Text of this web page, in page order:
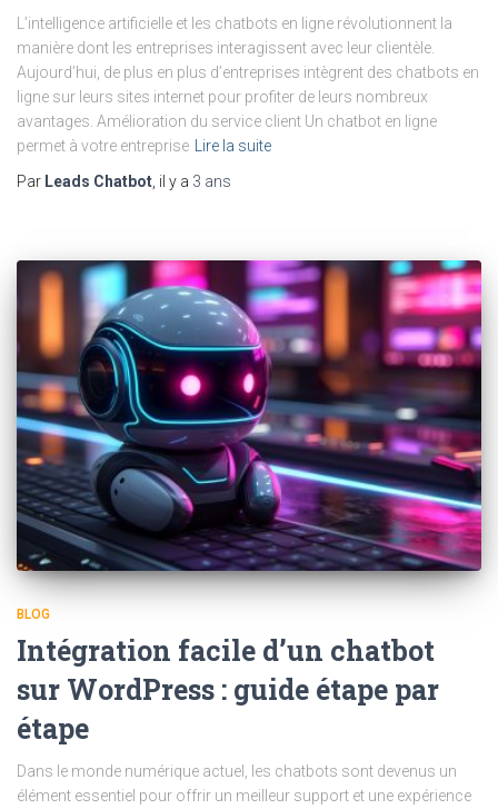
L’intelligence artificielle et les chatbots en ligne révolutionnent la
manière dont les entreprises interagissent avec leur clientèle.
Aujourd’hui, de plus en plus d’entreprises intègrent des chatbots en
ligne sur leurs sites internet pour profiter de leurs nombreux
avantages. Amélioration du service client Un chatbot en ligne
permet à votre entreprise
Lire la suite
Par Leads Chatbot , il y a 3 ans
BLOG
Intégration facile d’un chatbot
sur WordPress : guide étape par
étape
Dans le monde numérique actuel, les chatbots sont devenus un
élément essentiel pour offrir un meilleur support et une expérience